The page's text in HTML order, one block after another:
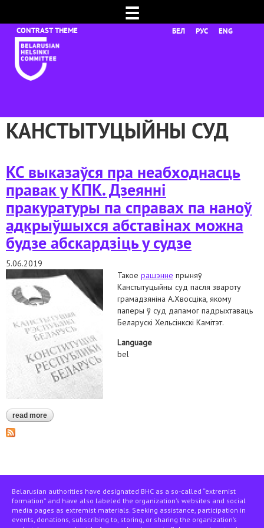
☰
БЕЛ РУС ENG
КАНСТЫТУЦЫЙНЫ СУД
КС выказаўся пра неабходнасць
правак у КПК. Дзеянні
пракуратуры па справах па наноў
адкрыўшыхся абставінах можна
будзе абскардзіць у судзе
5.06.2019
Такое рашэнне прыняў
Канстытуцыйны суд пасля звароту
грамадзяніна А.Хвосціка, якому
паперы ў суд дапамог падрыхтаваць
Беларускі Хельсінкскі Камітэт.
Language
bel
read more about кс выказаўся пра неабходнасць правак у кпк. дзеянні
пракуратуры па справах па наноў адкрыўшыхся абставінах
Belarusian authorities have designated BHC as a so-called “extremist
formation” and have also labeled the organization’s websites and social
media pages as extremist materials. Seeking assistance, participation in
events, donations, subscribing to, storing, or sharing the organization’s